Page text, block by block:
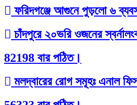
ফরিদগঞ্জে আগুনে পুড়লো ৬
চাঁদপুরে ২০ভরি ওজনের
82198 বার পঠিত।
মলদ্বারের রোগ সমূহঃ এনাল